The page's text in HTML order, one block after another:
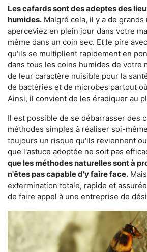
Les cafards sont des adeptes des
humides. Malgré cela, il y a de
aperceviez en plein jour dans votre
même dans un coin sec. Et le pire
qu'ils se multiplient rapidement en
dans tous les coins humides de votre
de leur caractère nuisible pour la
de bactéries et de microbes partout
Ainsi, il convient de les éradiquer au
Il est possible de se débarrasser des
méthodes simples à réaliser soi-
toujours un risque qu'ils reviennent
que l'astuce adoptée ne soit pas
que les méthodes naturelles sont à
n'êtes pas capable d'y faire face.
extermination totale, rapide et
de faire appel à une entreprise de